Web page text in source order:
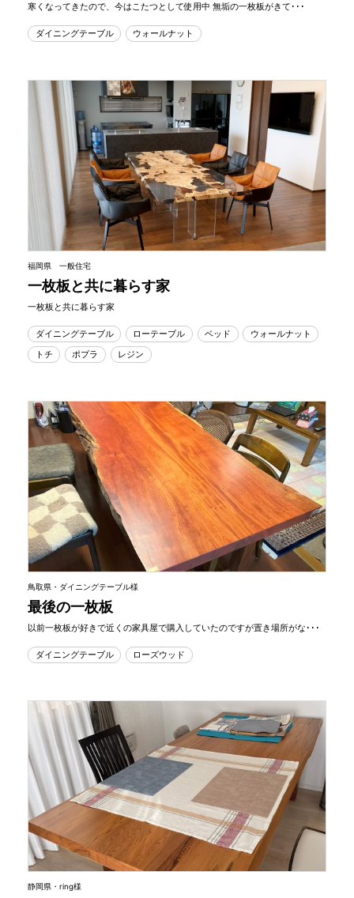
寒くなってきたので、今はこたつとして使用中 無垢の一枚板がきて･･･
ダイニングテーブル ウォールナット
福岡県 一般住宅
一枚板と共に暮らす家
一枚板と共に暮らす家
ダイニングテーブル ローテーブル ベッド
ウォールナット
トチ
ポプラ レジン
鳥取県・ダイニングテーブル様
最後の一枚板
以前一枚板が好きで近くの家具屋で購入していたのですが置き場所がな･･･
ダイニングテーブル ローズウッド
静岡県・ring様